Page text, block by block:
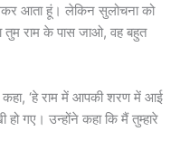
आता हूं। लेकिन सुलोचना को
तुम राम के पास जाओ, वह बहुत
कहा, ‘हे राम में आपकी शरण में आई
गए। उन्होंने कहा कि मैं तुम्हारे